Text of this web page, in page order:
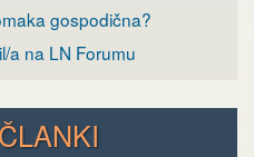
gospodična?
a na LN Forumu